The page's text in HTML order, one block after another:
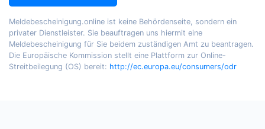
Meldebescheinigung.online ist keine Behördenseite, sondern ein
privater Dienstleister. Sie beauftragen uns hiermit eine
Meldebescheinigung für Sie beidem zuständigen Amt zu beantragen.
Die Europäische Kommission stellt eine Plattform zur Online-
Streitbeilegung (OS) bereit: http://ec.europa.eu/consumers/odr